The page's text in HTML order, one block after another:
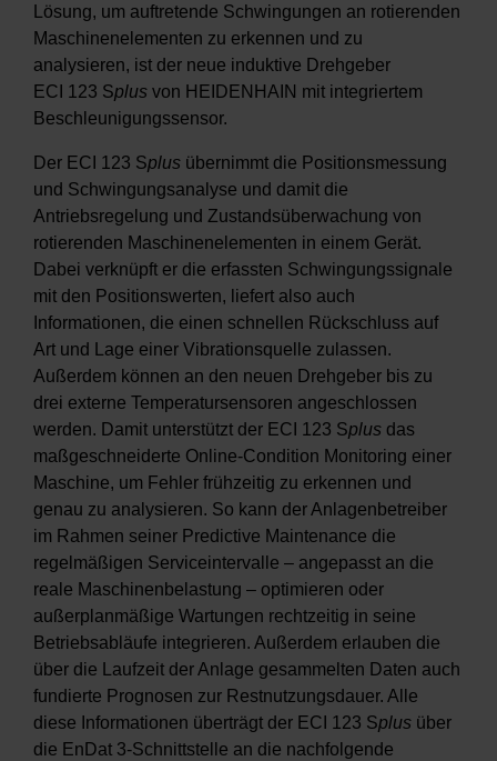
Lösung, um auftretende Schwingungen an rotierenden
Maschinenelementen zu erkennen und zu
analysieren, ist der neue induktive Drehgeber
ECI 123 Splus von HEIDENHAIN mit integriertem
Beschleunigungssensor.
Der ECI 123 Splus übernimmt die Positionsmessung
und Schwingungsanalyse und damit die
Antriebsregelung und Zustandsüberwachung von
rotierenden Maschinenelementen in einem Gerät.
Dabei verknüpft er die erfassten Schwingungssignale
mit den Positionswerten, liefert also auch
Informationen, die einen schnellen Rückschluss auf
Art und Lage einer Vibrationsquelle zulassen.
Außerdem können an den neuen Drehgeber bis zu
drei externe Temperatursensoren angeschlossen
werden. Damit unterstützt der ECI 123 Splus das
maßgeschneiderte Online-Condition Monitoring einer
Maschine, um Fehler frühzeitig zu erkennen und
genau zu analysieren. So kann der Anlagenbetreiber
im Rahmen seiner Predictive Maintenance die
regelmäßigen Serviceintervalle – angepasst an die
reale Maschinenbelastung – optimieren oder
außerplanmäßige Wartungen rechtzeitig in seine
Betriebsabläufe integrieren. Außerdem erlauben die
über die Laufzeit der Anlage gesammelten Daten auch
fundierte Prognosen zur Restnutzungsdauer. Alle
diese Informationen überträgt der ECI 123 Splus über
die EnDat 3-Schnittstelle an die nachfolgende